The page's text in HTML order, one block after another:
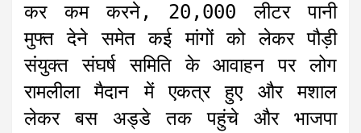
कर कम करने, 20,000 लीटर पानी
मुफ्त देने समेत कई मांगों को लेकर पौड़ी
संयुक्त संघर्ष समिति के आवाहन पर लोग
रामलीला मैदान में एकत्र हुए और मशाल
लेकर बस अड्डे तक पहुंचे और भाजपा